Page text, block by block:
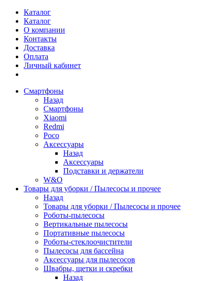
Каталог
Каталог
О компании
Контакты
Доставка
Оплата
Личный кабинет
Смартфоны
Назад
Смартфоны
Xiaomi
Redmi
Poco
Аксессуары
Назад
Аксессуары
Подставки и держатели
W&O
Товары для уборки / Пылесосы и прочее
Назад
Товары для уборки / Пылесосы и прочее
Роботы-пылесосы
Вертикальные пылесосы
Портативные пылесосы
Роботы-стеклоочистители
Пылесосы для бассейна
Аксессуары для пылесосов
Швабры, щетки и скребки
Назад